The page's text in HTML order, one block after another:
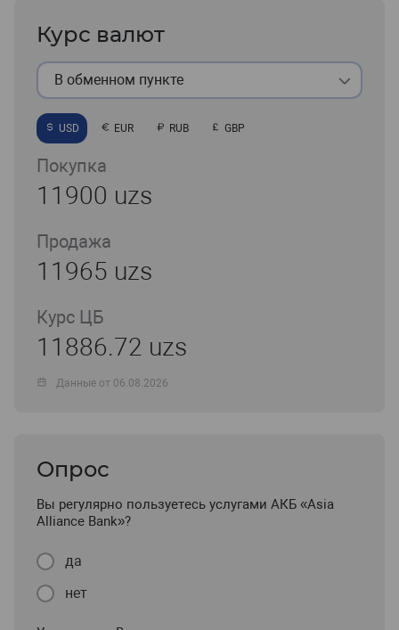
Курс валют
В обменном пункте
USD EUR RUB GBP
Покупка
11900 uzs
Продажа
11965 uzs
Курс ЦБ
11886.72 uzs
Данные от 06.08.2026
Опрос
Вы регулярно пользуетесь услугами АКБ «Asia
Alliance Bank»?
да
нет